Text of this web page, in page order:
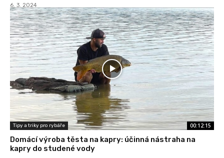
6. 3. 2024
Tipy a triky pro rybáře 00:12:15
Domácí výroba těsta na kapry: účinná nástraha na
kapry do studené vody